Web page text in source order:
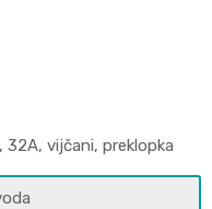
vijčani, preklopka